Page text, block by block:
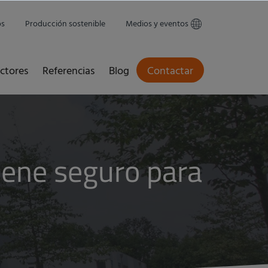
Producción sostenible Medios y eventos
Referencias Blog Contactar
seguro para